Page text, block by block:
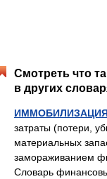
Смотреть что
в других
затраты (потери,
материальных
замораживанием
Словарь